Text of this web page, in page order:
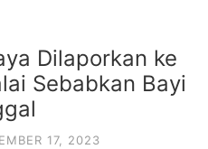
Dilaporkan ke
Sebabkan Bayi
17, 2023